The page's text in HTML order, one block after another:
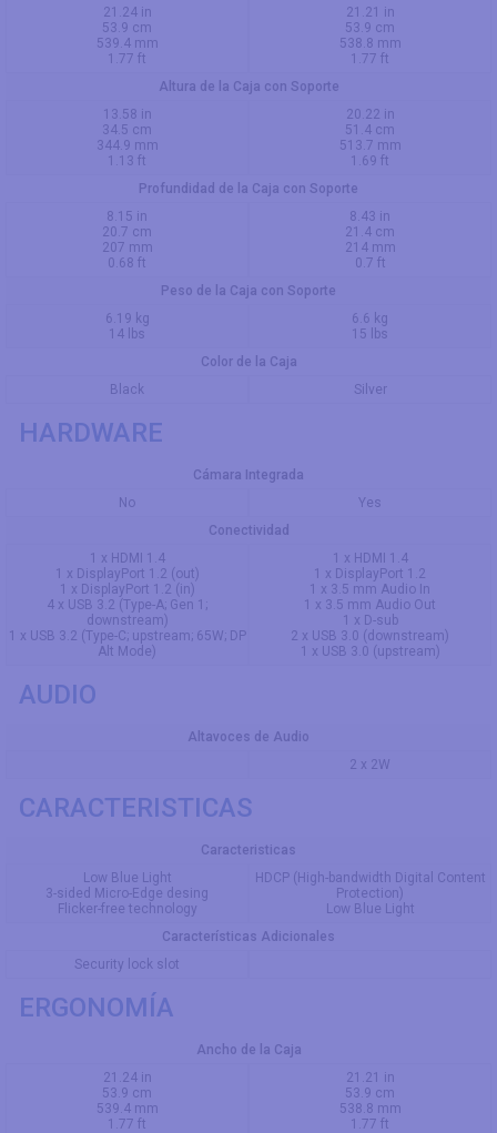
21.24 in
53.9 cm
539.4 mm
1.77 ft
21.21 in
53.9 cm
538.8 mm
1.77 ft
Altura de la Caja con Soporte
13.58 in
34.5 cm
344.9 mm
1.13 ft
20.22 in
51.4 cm
513.7 mm
1.69 ft
Profundidad de la Caja con Soporte
8.15 in
20.7 cm
207 mm
0.68 ft
8.43 in
21.4 cm
214 mm
0.7 ft
Peso de la Caja con Soporte
6.19 kg
14 lbs
6.6 kg
15 lbs
Color de la Caja
Black
Silver
HARDWARE
Cámara Integrada
No
Yes
Conectividad
1 x HDMI 1.4
1 x DisplayPort 1.2 (out)
1 x DisplayPort 1.2 (in)
4 x USB 3.2 (Type-A; Gen 1;
downstream)
1 x USB 3.2 (Type-C; upstream; 65W; DP
Alt Mode)
1 x HDMI 1.4
1 x DisplayPort 1.2
1 x 3.5 mm Audio In
1 x 3.5 mm Audio Out
1 x D-sub
2 x USB 3.0 (downstream)
1 x USB 3.0 (upstream)
AUDIO
Altavoces de Audio
2 x 2W
CARACTERISTICAS
Caracteristicas
Low Blue Light
3-sided Micro-Edge desing
Flicker-free technology
HDCP (High-bandwidth Digital Content
Protection)
Low Blue Light
Características Adicionales
Security lock slot
ERGONOMÍA
Ancho de la Caja
21.24 in
53.9 cm
539.4 mm
1.77 ft
21.21 in
53.9 cm
538.8 mm
1.77 ft